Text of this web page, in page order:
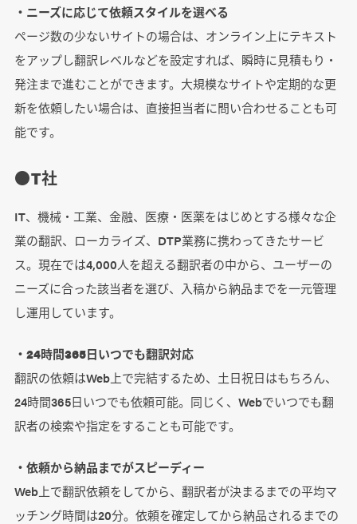
・ニーズに応じて依頼スタイルを選べる
ページ数の少ないサイトの場合は、オンライン上にテキスト
をアップし翻訳レベルなどを設定すれば、瞬時に見積もり・
発注まで進むことができます。大規模なサイトや定期的な更
新を依頼したい場合は、直接担当者に問い合わせることも可
能です。
●T社
IT、機械・工業、金融、医療・医薬をはじめとする様々な企
業の翻訳、ローカライズ、DTP業務に携わってきたサービ
ス。現在では4,000人を超える翻訳者の中から、ユーザーの
ニーズに合った該当者を選び、入稿から納品までを一元管理
し運用しています。
・24時間365日いつでも翻訳対応
翻訳の依頼はWeb上で完結するため、土日祝日はもちろん、
24時間365日いつでも依頼可能。同じく、Webでいつでも翻
訳者の検索や指定をすることも可能です。
・依頼から納品までがスピーディー
Web上で翻訳依頼をしてから、翻訳者が決まるまでの平均マ
ッチング時間は20分。依頼を確定してから納品されるまでの